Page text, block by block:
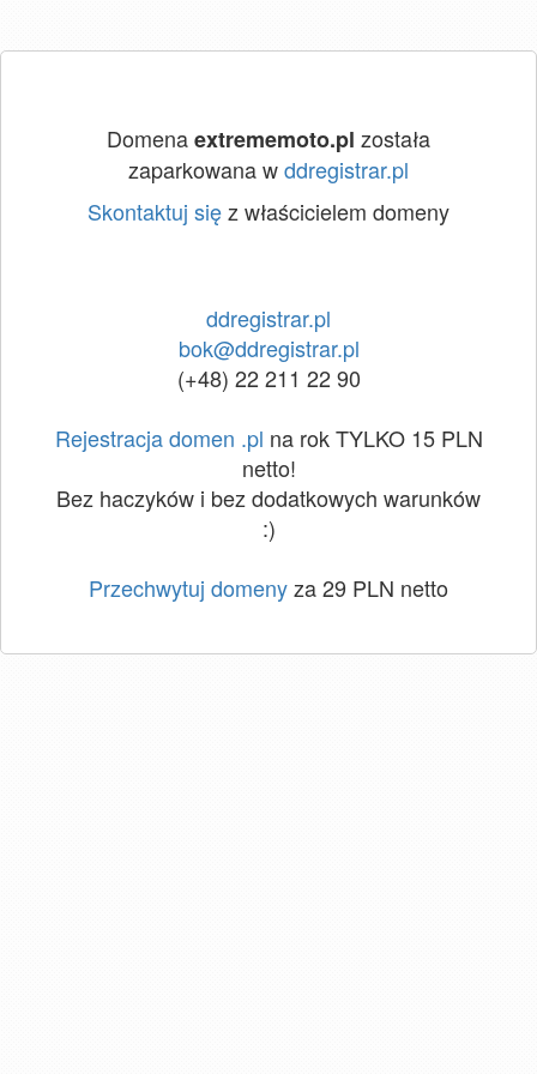
Domenaextrememoto.pl została
zaparkowana wddregistrar.pl
Skontaktuj sięz właścicielem domeny
ddregistrar.pl
bok@ddregistrar.pl
(+48) 22 211 22 90
Rejestracja domen .pl na rok TYLKO 15 PLN
netto!
Bez haczyków i bez dodatkowych warunków
:)
Przechwytuj domenyza 29 PLN netto